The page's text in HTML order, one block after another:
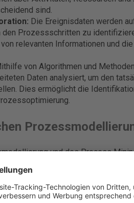
sind.
Die Ereignisdaten werden
Prozessschritten zu
relevanten Informationen und
von Algorithmen und
Daten analysiert, um den
Dies ermöglicht die
und des Process
sich jedoch in Ansatz und
beinhaltet die manuelle
Prozessmodelle sind abstrakte